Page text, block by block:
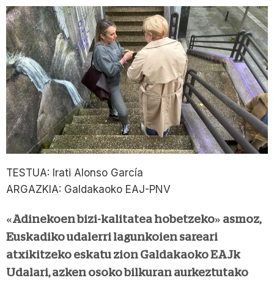
TESTUA: Irati Alonso García
ARGAZKIA: Galdakaoko EAJ-PNV
«Adinekoen bizi-kalitatea hobetzeko» asmoz,
Euskadiko udalerri lagunkoien sareari
atxikitzeko eskatu zion Galdakaoko EAJk
Udalari, azken osoko bilkuran aurkeztutako